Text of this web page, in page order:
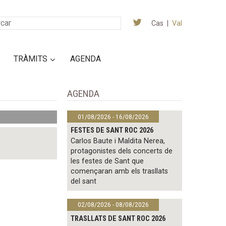
Cas Val
TRÀMITS AGENDA
AGENDA
01/08/2026 - 16/08/2026
FESTES DE SANT ROC 2026
Carlos Baute i Maldita Nerea,
protagonistes dels concerts de
les festes de Sant que
començaran amb els trasllats
del sant
02/08/2026 - 08/08/2026
TRASLLATS DE SANT ROC 2026